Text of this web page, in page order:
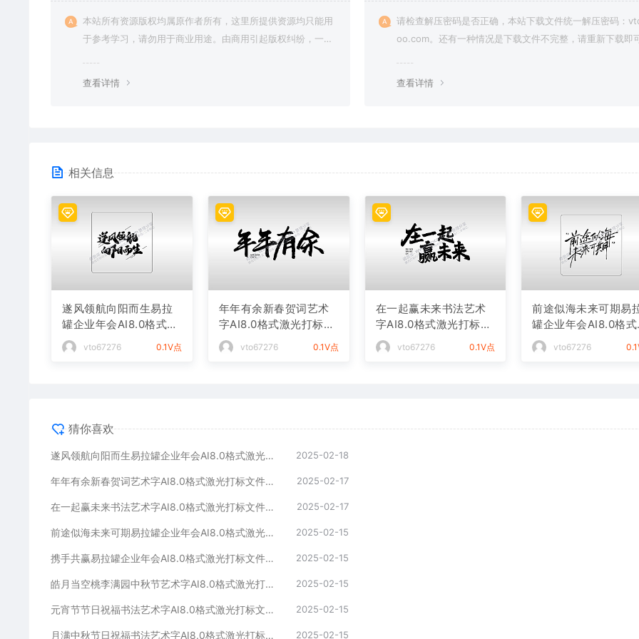
本站所有资源版权均属原作者所有，这里所提供资源均只能用
于参考学习，请勿用于商业用途。由商用引起版权纠纷，一切
查看详情
请检查解压密码是否正确，本站下载文件统一解压密码：
oo.com。还有一种情况是下载文件不完整，请重新下载即可
查看详情
相关信息
遂风领航向阳而生易拉
罐企业年会AI8.0格式激
光打标文件通用矢量图
vto67276 0.1V点
年年有余新春贺词艺术
字AI8.0格式激光打标文
件通用矢量图
vto67276 0.1V点
在一起赢未来书法艺术
字AI8.0格式激光打标文
件通用矢量图
vto67276 0.1V点
前途似海未来可期易
罐企业年会AI8.0格式
光打标文件通用矢量图
vto67276
猜你喜欢
遂风领航向阳而生易拉罐企业年会AI8.0格式激光打标文件通用矢量图 2025-02-18
年年有余新春贺词艺术字AI8.0格式激光打标文件通用矢量图 2025-02-17
在一起赢未来书法艺术字AI8.0格式激光打标文件通用矢量图 2025-02-17
前途似海未来可期易拉罐企业年会AI8.0格式激光打标文件通用矢量图 2025-02-15
携手共赢易拉罐企业年会AI8.0格式激光打标文件通用矢量图 2025-02-15
皓月当空桃李满园中秋节艺术字AI8.0格式激光打标文件通用矢量图 2025-02-15
元宵节节日祝福书法艺术字AI8.0格式激光打标文件通用矢量图 2025-02-15
月满中秋节日祝福书法艺术字AI8.0格式激光打标文件通用矢量图 2025-02-15